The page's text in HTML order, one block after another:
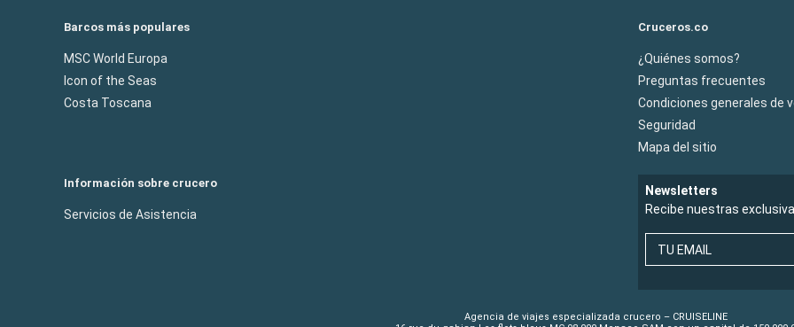
Barcos más populares
MSC World Europa
Icon of the Seas
Costa Toscana
Cruceros.co
¿Quiénes somos?
Preguntas frecuentes
Condiciones generales de
Seguridad
Mapa del sitio
Información sobre crucero
Servicios de Asistencia
Newsletters
Recibe nuestras
TU EMAIL
Agencia de viajes especializada crucero – CRUISELINE